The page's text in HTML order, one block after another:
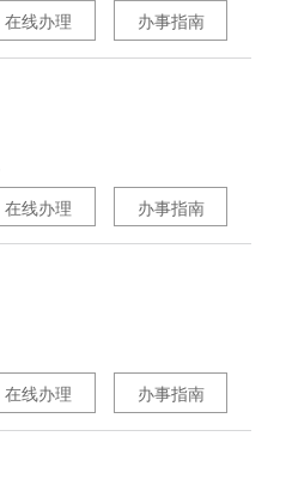
办事指南
在线办理
办事指南
在线办理
办事指南
在线办理